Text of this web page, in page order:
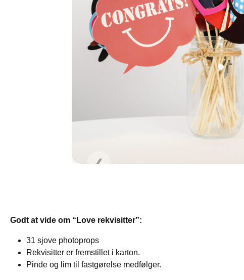
❮
Godt at vide om “Love rekvisitter”:
31 sjove photoprops
Rekvisitter er fremstillet i karton.
Pinde og lim til fastgørelse medfølger.